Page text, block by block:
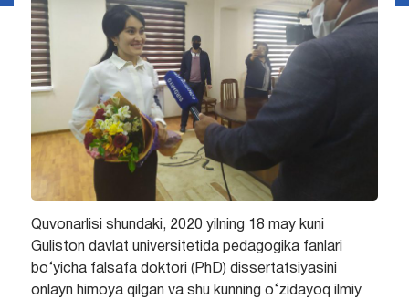
Quvonarlisi shundaki, 2020 yilning 18 may kuni
Guliston davlat universitetida pedagogika fanlari
bo‘yicha falsafa doktori (PhD) dissertatsiyasini
onlayn himoya qilgan va shu kunning o‘zidayoq ilmiy